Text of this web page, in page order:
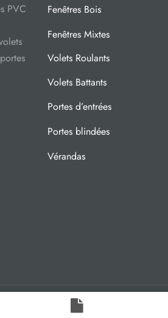
PVC
Fenêtres Bois
Fenêtres Mixtes
Volets Roulants
Volets Battants
Portes d’entrées
Portes blindées
Vérandas